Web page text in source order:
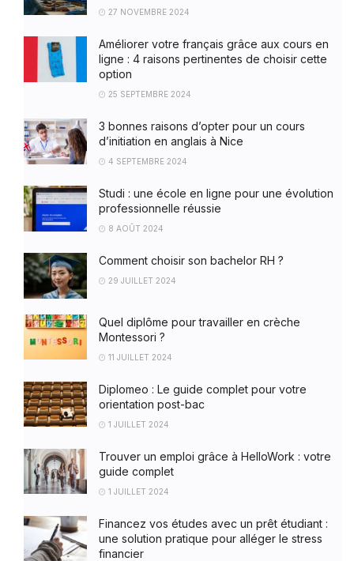
27 NOVEMBRE 2024
Améliorer votre français grâce aux cours en
ligne : 4 raisons pertinentes de choisir cette
option
25 SEPTEMBRE 2024
3 bonnes raisons d’opter pour un cours
d’initiation en anglais à Nice
4 SEPTEMBRE 2024
Studi : une école en ligne pour une évolution
professionnelle réussie
8 AOÛT 2024
Comment choisir son bachelor RH ?
29 JUILLET 2024
Quel diplôme pour travailler en crèche
Montessori ?
11 JUILLET 2024
Diplomeo : Le guide complet pour votre
orientation post-bac
1 JUILLET 2024
Trouver un emploi grâce à HelloWork : votre
guide complet
1 JUILLET 2024
Financez vos études avec un prêt étudiant :
une solution pratique pour alléger le stress
financier